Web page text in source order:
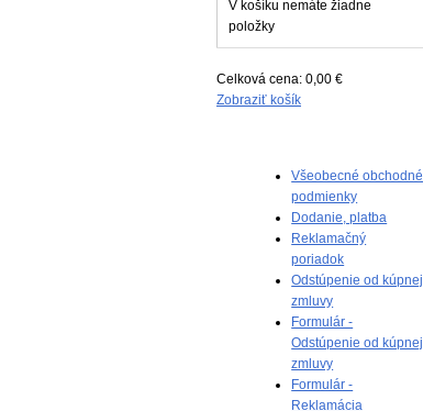
V košíku nemáte žiadne
položky
Celková cena: 0,00 €
Zobraziť košík
Všeobecné obchodné
podmienky
Dodanie, platba
Reklamačný
poriadok
Odstúpenie od kúpnej
zmluvy
Formulár -
Odstúpenie od kúpnej
zmluvy
Formulár -
Reklamácia